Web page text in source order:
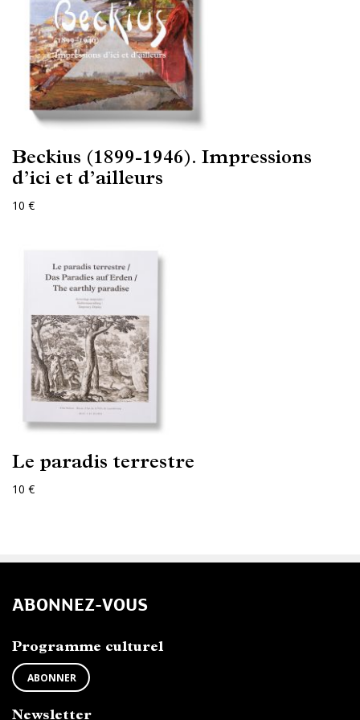
Beckius (1899-1946). Impressions
d’ici et d’ailleurs
10 €
Le paradis terrestre
10 €
ABONNEZ-VOUS
Programme culturel
ABONNER
Newsletter